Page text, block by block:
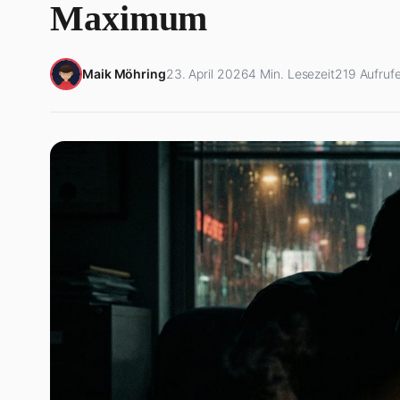
Maximum
Maik Möhring23. April 20264 Min. Lesezeit219